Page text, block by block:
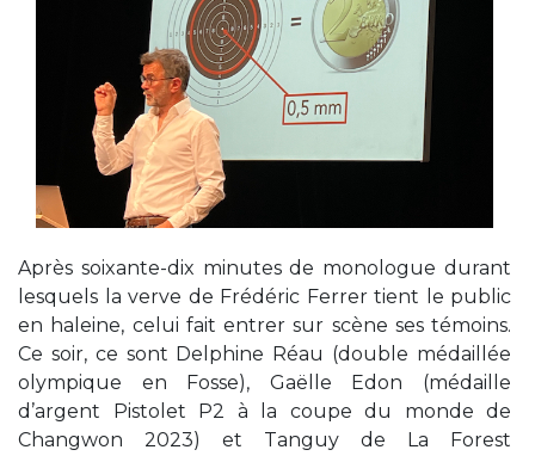
Après soixante-dix minutes de monologue durant
lesquels la verve de Frédéric Ferrer tient le public
en haleine, celui fait entrer sur scène ses témoins.
Ce soir, ce sont Delphine Réau (double médaillée
olympique en Fosse), Gaëlle Edon (médaille
d’argent Pistolet P2 à la coupe du monde de
Changwon 2023) et Tanguy de La Forest